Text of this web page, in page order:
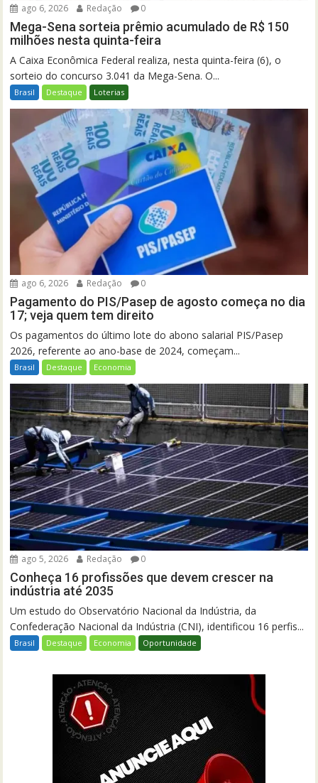
ago 6, 2026 Redação 0
Mega-Sena sorteia prêmio acumulado de R$ 150
milhões nesta quinta-feira
A Caixa Econômica Federal realiza, nesta quinta-feira (6), o
sorteio do concurso 3.041 da Mega-Sena. O...
Brasil Destaque Loterias
ago 6, 2026 Redação 0
Pagamento do PIS/Pasep de agosto começa no dia
17; veja quem tem direito
Os pagamentos do último lote do abono salarial PIS/Pasep
2026, referente ao ano-base de 2024, começam...
Brasil Destaque Economia
ago 5, 2026 Redação 0
Conheça 16 profissões que devem crescer na
indústria até 2035
Um estudo do Observatório Nacional da Indústria, da
Confederação Nacional da Indústria (CNI), identificou 16 perfis...
Brasil Destaque Economia Oportunidade